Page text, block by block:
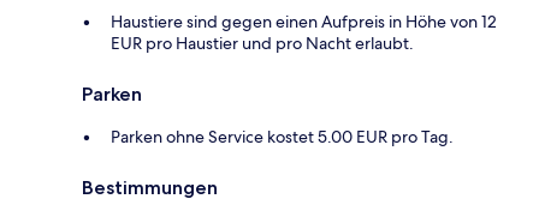
Haustiere sind gegen einen Aufpreis in Höhe von 12
EUR pro Haustier und pro Nacht erlaubt.
Parken
Parken ohne Service kostet 5.00 EUR pro Tag.
Bestimmungen